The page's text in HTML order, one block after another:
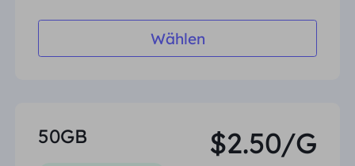
Wählen
50GB $2.50/G